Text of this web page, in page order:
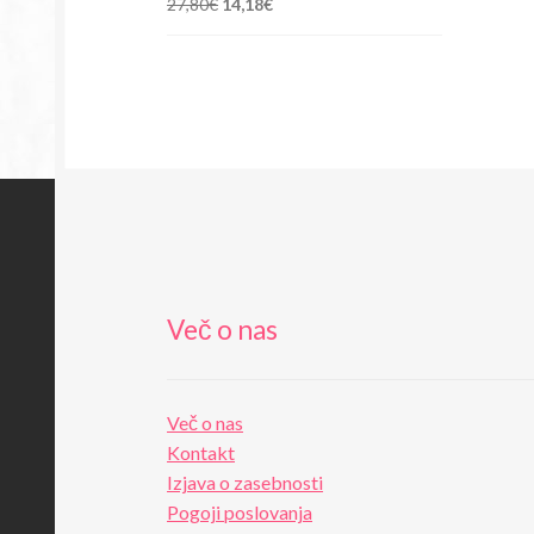
27,80€ 14,18€
Več o nas
Več o nas
Kontakt
Izjava o zasebnosti
Pogoji poslovanja